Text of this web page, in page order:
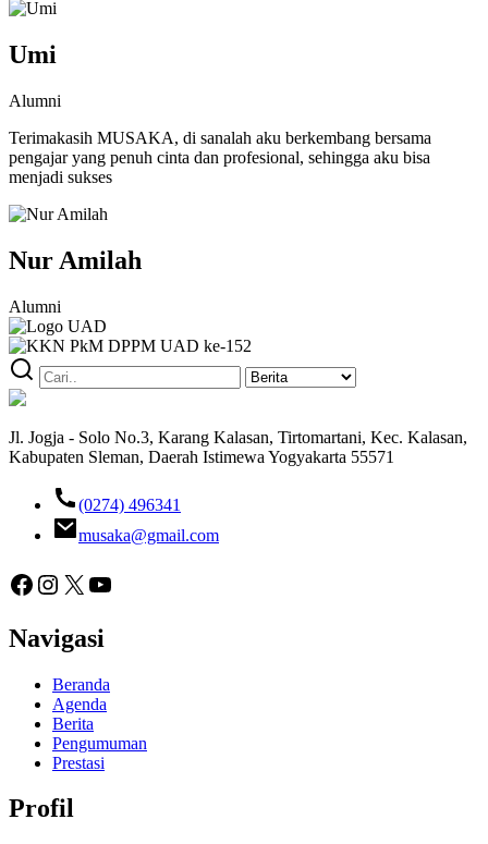
Umi
Alumni
Terimakasih MUSAKA, di sanalah aku berkembang bersama
pengajar yang penuh cinta dan profesional, sehingga aku bisa
menjadi sukses
Nur Amilah
Alumni
Jl. Jogja - Solo No.3, Karang Kalasan, Tirtomartani, Kec. Kalasan,
Kabupaten Sleman, Daerah Istimewa Yogyakarta 55571
(0274) 496341
musaka@gmail.com
Facebook
Instagram
X YouTube
Navigasi
Beranda
Agenda
Berita
Pengumuman
Prestasi
Profil